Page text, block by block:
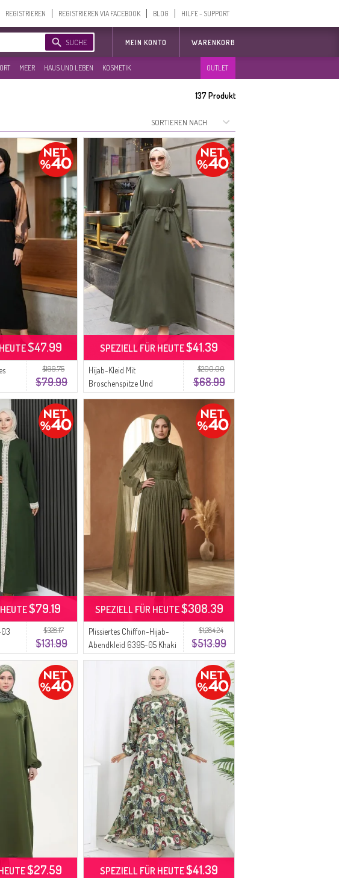
REGISTRIEREN REGISTRIEREN VIA FACEBOOK BLOG HILFE - SUPPORT
SUCHE MEIN KONTO WARENKORB
MEER HAUS UND LEBEN KOSMETIK OUTLET
137Produkt
$199.75
$79.99
$47.99
$200.00
$68.99
Hijab-Kleid Mit
Broschenspitze Und
Rippstrickdetails 0220-02
SPEZIELL FÜR HEUTE$41.39
$328.17
$131.99
$79.19
$1,284.24
$513.99
Plissiertes Chiffon-Hijab-
Abendkleid 6395-05 Khaki
SPEZIELL FÜR HEUTE$308.39
$27.59 SPEZIELL FÜR HEUTE$41.39